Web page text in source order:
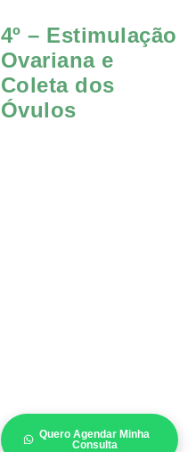
4º – Estimulação
Ovariana e
Coleta dos
Óvulos
Quero Agendar Minha
Consulta